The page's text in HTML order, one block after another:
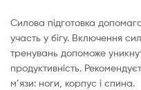
Силова підготовка
участь у бігу. Включення
тренувань допоможе
продуктивність.
м’язи: ноги, корпус і спина.